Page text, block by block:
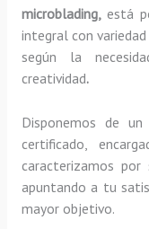
microblading,está
integral con
según la
creatividad.
Disponemos de
certificado,
caracterizamos por
apuntando a tu
mayor objetivo.